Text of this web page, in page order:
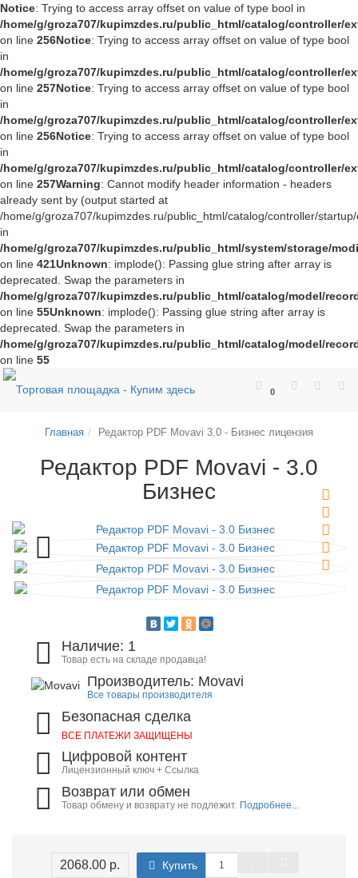
Notice: Trying to access array offset on value of type bool in
/home/g/groza707/kupimzdes.ru/public_html/catalog/controller/
on line 256Notice: Trying to access array offset on value of type bool
in
/home/g/groza707/kupimzdes.ru/public_html/catalog/controller/
on line 257Notice: Trying to access array offset on value of type bool
in
/home/g/groza707/kupimzdes.ru/public_html/catalog/controller/
on line 256Notice: Trying to access array offset on value of type bool
in
/home/g/groza707/kupimzdes.ru/public_html/catalog/controller/
on line 257Warning: Cannot modify header information - headers
already sent by (output started at
/home/g/groza707/kupimzdes.ru/public_html/catalog/controller/
in
/home/g/groza707/kupimzdes.ru/public_html/system/storage/
on line 421Unknown: implode(): Passing glue string after array is
deprecated. Swap the parameters in
/home/g/groza707/kupimzdes.ru/public_html/catalog/model/
on line 55Unknown: implode(): Passing glue string after array is
deprecated. Swap the parameters in
/home/g/groza707/kupimzdes.ru/public_html/catalog/model/
on line 55
0
Главная Редактор PDF Movavi 3.0 - Бизнес лицензия
Редактор PDF Movavi - 3.0
Бизнес
Наличие: 1
Товар есть на складе продавца!
Производитель: Movavi
Все товары производителя
Безопасная сделка
ВСЕ ПЛАТЕЖИ ЗАЩИЩЕНЫ
Цифровой контент
Лицензионный ключ + Ссылка
Возврат или обмен
Товар обмену и возврату не подлежит. Подробнее...
2068.00 р. Купить